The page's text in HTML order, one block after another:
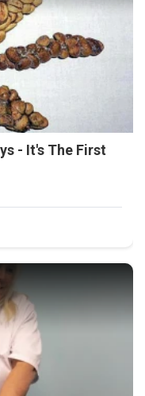
- It's The First